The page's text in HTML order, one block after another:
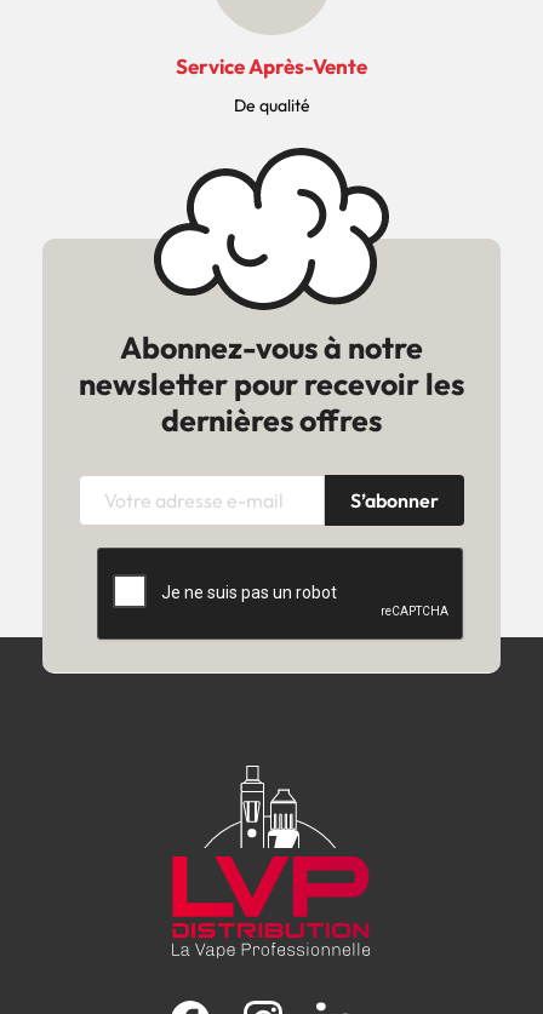
Service Après-Vente
De qualité
Abonnez-vous à notre
newsletter pour recevoir les
dernières offres